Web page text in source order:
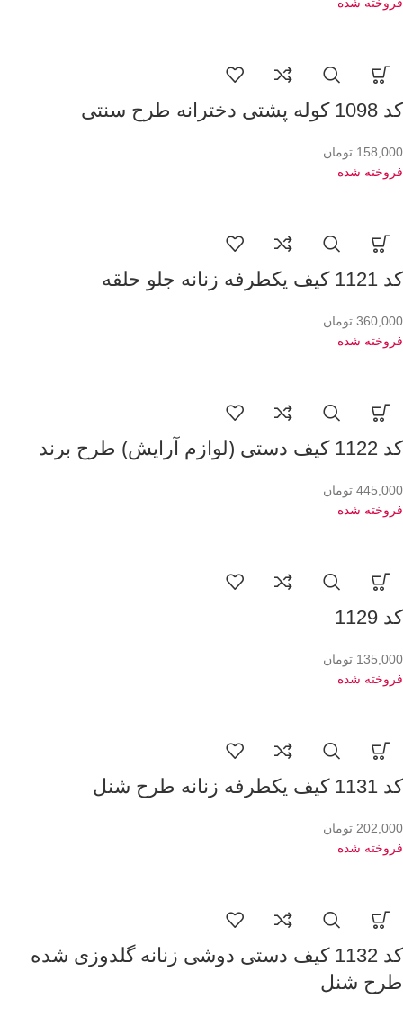
کد 1098 کوله پشتی دخترانه طرح سنتی
158,000 تومان
فروخته شده
کد 1121 کیف یکطرفه زنانه جلو حلقه
360,000 تومان
فروخته شده
کد 1122 کیف دستی (لوازم آرایش) طرح برند
445,000 تومان
فروخته شده
کد 1129
135,000 تومان
فروخته شده
کد 1131 کیف یکطرفه زنانه طرح شنل
202,000 تومان
فروخته شده
کد 1132 کیف دستی دوشی زنانه گلدوزی شده
طرح شنل